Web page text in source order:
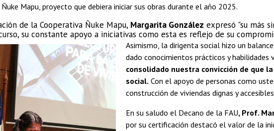
Mapu, proyecto que debiera iniciar sus obras durante el año 2025.
de la Cooperativa Ñuke Mapu, Margarita González expresó "su más
su constante apoyo a iniciativas como esta es reflejo de su
Asimismo, la dirigenta social hizo un
dado conocimientos prácticos y
consolidado nuestra convicción de que
social. Con el apoyo de personas como
construcción de viviendas dignas y
En su saludo el Decano de la FAU, Prof.
por su certificación destacó el valor de la